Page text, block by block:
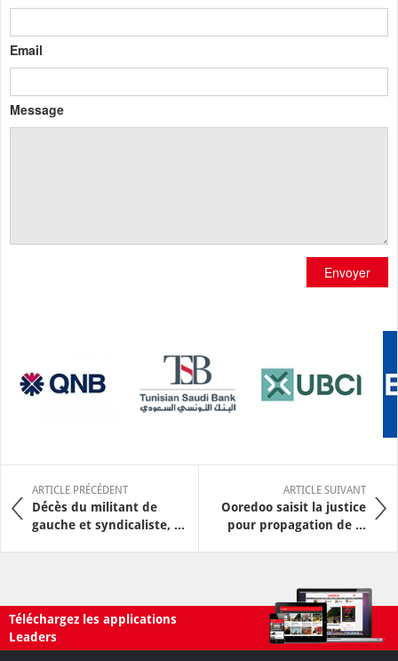
Email
Message
Envoyer
ARTICLE PRÉCÉDENT
Décès du militant de
gauche et syndicaliste, ...
ARTICLE SUIVANT
Ooredoo saisit la justice
pour propagation de ...
Téléchargez les applications
Leaders